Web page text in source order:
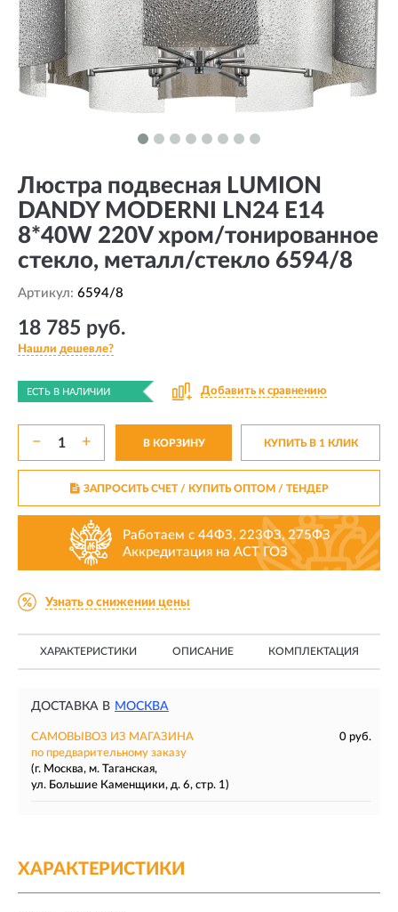
Люстра подвесная LUMION
DANDY MODERNI LN24 E14
8*40W 220V хром/тонированное
стекло, металл/стекло 6594/8
Артикул: 6594/8
18 785 руб.
Нашли дешевле?
ЕСТЬ В НАЛИЧИИ Добавить к сравнению
− + В КОРЗИНУ КУПИТЬ В 1 КЛИК
ЗАПРОСИТЬ СЧЕТ / КУПИТЬ ОПТОМ/ ТЕНДЕР
Работаем с 44ФЗ, 223ФЗ, 275ФЗ
Аккредитация на АСТ ГОЗ
Узнать о снижении цены
ХАРАКТЕРИСТИКИ ОПИСАНИЕ КОМПЛЕКТАЦИЯ
ДОСТАВКА В МОСКВА
САМОВЫВОЗ ИЗ МАГАЗИНА
0 руб.
по предварительному заказу
(г. Москва, м. Таганская,
ул. Большие Каменщики, д. 6, стр. 1)
ХАРАКТЕРИСТИКИ